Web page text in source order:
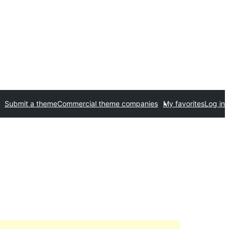
Submit a themeCommercial theme companies My favoritesLog in